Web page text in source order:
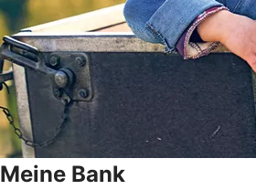
Meine Bank